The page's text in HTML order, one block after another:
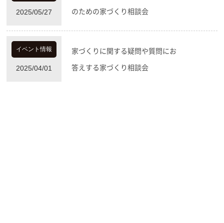
2025/05/27
のための家づくり相談会
イベント情報
2025/04/01
家づくりに関する疑問や質問にお
答えする家づくり相談会